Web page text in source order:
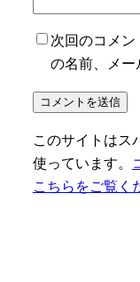
次回のコメ
の名前、メー
このサイトはス
使っています。
こちらをご覧く